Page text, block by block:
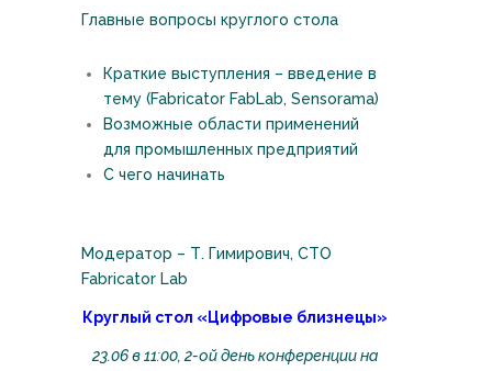
Главные вопросы круглого стола
Краткие выступления – введение в
тему (Fabricator FabLab, Sensorama)
Возможные области применений
для промышленных предприятий
С чего начинать
Модератор – Т. Гимирович, СТО
Fabricator Lab
Круглый стол «Цифровые близнецы»
23.06 в 11:00, 2-ой день конференции на